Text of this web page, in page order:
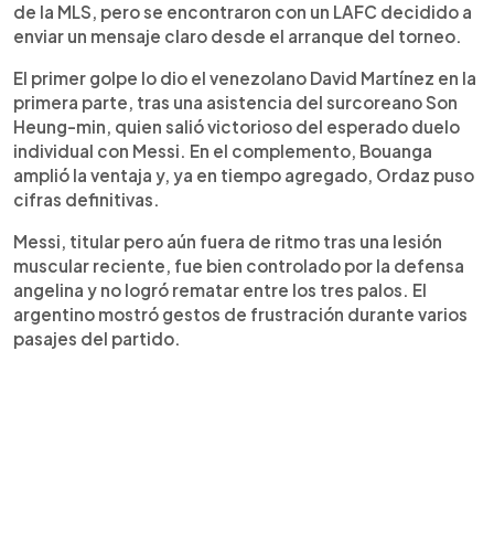
de la MLS, pero se encontraron con un LAFC decidido a
enviar un mensaje claro desde el arranque del torneo.
El primer golpe lo dio el venezolano David Martínez en la
primera parte, tras una asistencia del surcoreano Son
Heung-min, quien salió victorioso del esperado duelo
individual con Messi. En el complemento, Bouanga
amplió la ventaja y, ya en tiempo agregado, Ordaz puso
cifras definitivas.
Messi, titular pero aún fuera de ritmo tras una lesión
muscular reciente, fue bien controlado por la defensa
angelina y no logró rematar entre los tres palos. El
argentino mostró gestos de frustración durante varios
pasajes del partido.